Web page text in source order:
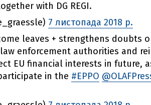
with DG REGI.
7 листопада 2018 р.
leaves + strengthens doubts
enforcement authorities and
EU financial interests in future,
in the #EPPO